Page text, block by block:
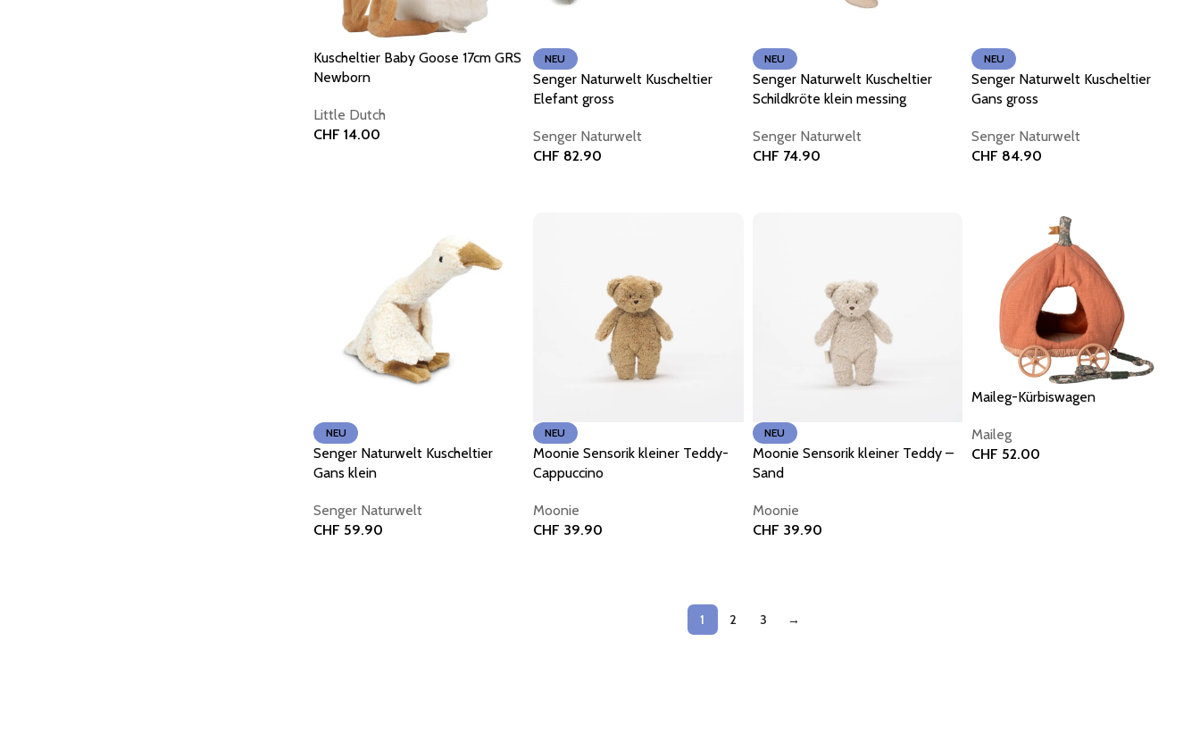
Kuscheltier Baby Goose 17cm GRS
Newborn
Little Dutch
CHF 14.00
NEU
Senger Naturwelt Kuscheltier
Elefant gross
Senger Naturwelt
CHF 82.90
NEU
Senger Naturwelt Kuscheltier
Schildkröte klein messing
Senger Naturwelt
CHF 74.90
NEU
Senger Naturwelt Kuscheltier
Gans gross
Senger Naturwelt
CHF 84.90
NEU
Senger Naturwelt Kuscheltier
Gans klein
Senger Naturwelt
CHF 59.90
NEU
Moonie Sensorik kleiner Teddy-
Cappuccino
Moonie
CHF 39.90
NEU
Moonie Sensorik kleiner Teddy –
Sand
Moonie
CHF 39.90
Maileg-Kürbiswagen
Maileg
CHF 52.00
1 2 3 →